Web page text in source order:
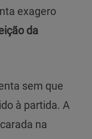
exagero
da
sem que
à partida. A
na